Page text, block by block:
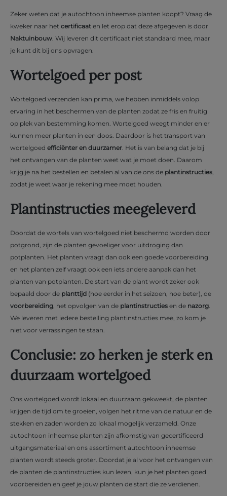
Zeker weten dat je autochtoon inheemse planten koopt? Vraag de
kweker naar het certificaat en let erop dat deze afgegeven is door
Naktuinbouw. Wij leveren dit certificaat niet standaard mee, maar
je kunt dit bij ons opvragen.
Wortelgoed per post
Wortelgoed verzenden kan prima, we hebben inmiddels volop
ervaring in het beschermen van de planten zodat ze fris en fruitig
op plek van bestemming komen. Wortelgoed weegt minder en er
kunnen meer planten in een doos. Daardoor is het transport van
wortelgoed efficiënter en duurzamer. Het is van belang dat je bij
het ontvangen van de planten weet wat je moet doen. Daarom
krijg je na het bestellen en betalen al van de ons de plantinstructies,
zodat je weet waar je rekening mee moet houden.
Plantinstructies meegeleverd
Doordat de wortels van wortelgoed niet beschermd worden door
potgrond, zijn de planten gevoeliger voor uitdroging dan
potplanten. Het planten vraagt dan ook een goede voorbereiding
en het planten zelf vraagt ook een iets andere aanpak dan het
planten van potplanten. De start van de plant wordt zeker ook
bepaald door de planttijd (hoe eerder in het seizoen, hoe beter), de
voorbereiding, het opvolgen van de plantinstructies en de nazorg.
We leveren met iedere bestelling plantinstructies mee, zo kom je
niet voor verrassingen te staan.
Conclusie: zo herken je sterk en
duurzaam wortelgoed
Ons wortelgoed wordt lokaal en duurzaam gekweekt, de planten
krijgen de tijd om te groeien, volgen het ritme van de natuur en de
stekken en zaden worden zo lokaal mogelijk verzameld. Onze
autochtoon inheemse planten zijn afkomstig van gecertificeerd
uitgangsmateriaal en ons assortiment autochtoon inheemse
planten wordt steeds groter. Doordat je al voor het ontvangen van
de planten de plantinstructies kun lezen, kun je het planten goed
voorbereiden en geef je jouw planten de start die ze verdienen.